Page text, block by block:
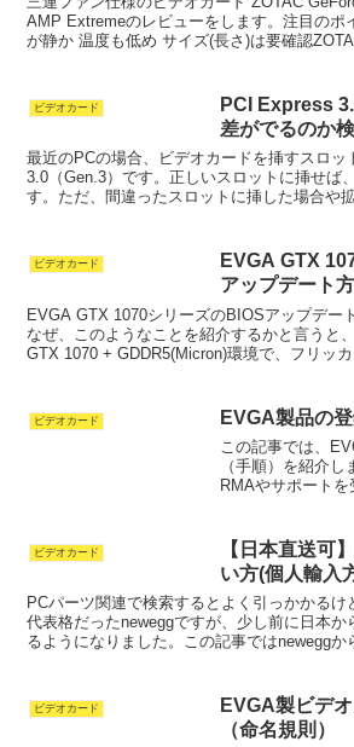
AMP Extremeのレビューをします。注目のポ
が静か 温度も低め サイズ(長さ)は要確認
ビデオカード
PCI Express
差がでるのか
最近のPCの場合、ビデオカードを挿すスロッ
3.0（Gen.3）です。正しいスロットに挿せば
す。ただ、間違ったスロットに挿した場合や
ビデオカード
EVGA GTX
アップデート
EVGA GTX 1070シリーズのBIOSアップデー
なぜ、このようなことを紹介するかと言うと
GTX 1070 + GDDR5(Micron)環境で、フリッカ
ビデオカード EVGA製品の
この記事では、
（手順）を紹介し
RMAやサポートを
登録に必要なも
リアルナンバー購
ビデオカード
【日本直送可
い方(個人輸入
PCパーツ関連で検索するとよく引っかかるけ
代表格だったneweggですが、少し前に日本か
るようになりました。この記事ではneweggか
ビデオカード
EVGA製ビデ
（命名規則）